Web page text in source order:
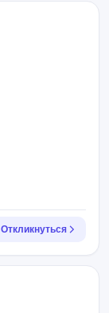
Откликнуться